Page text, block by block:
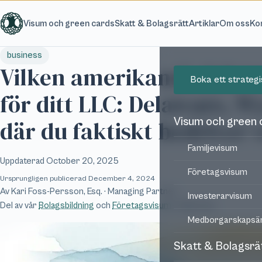
Visum och green cardsSkatt & BolagsrättArtiklarOm oss
Boka ett
Visum och green
Familjevisum
Företagsvisum
Investerarvisum
Skatt &
business
Vilken amerikansk
för ditt LLC: Delaware,
där du faktiskt bedriver
Uppdaterad October 20, 2025
Ursprungligen publicerad December 4, 2024
Av Kari Foss-Persson, Esq. · Managing Partner
Del av vår Bolagsbildning och Företagsvisum